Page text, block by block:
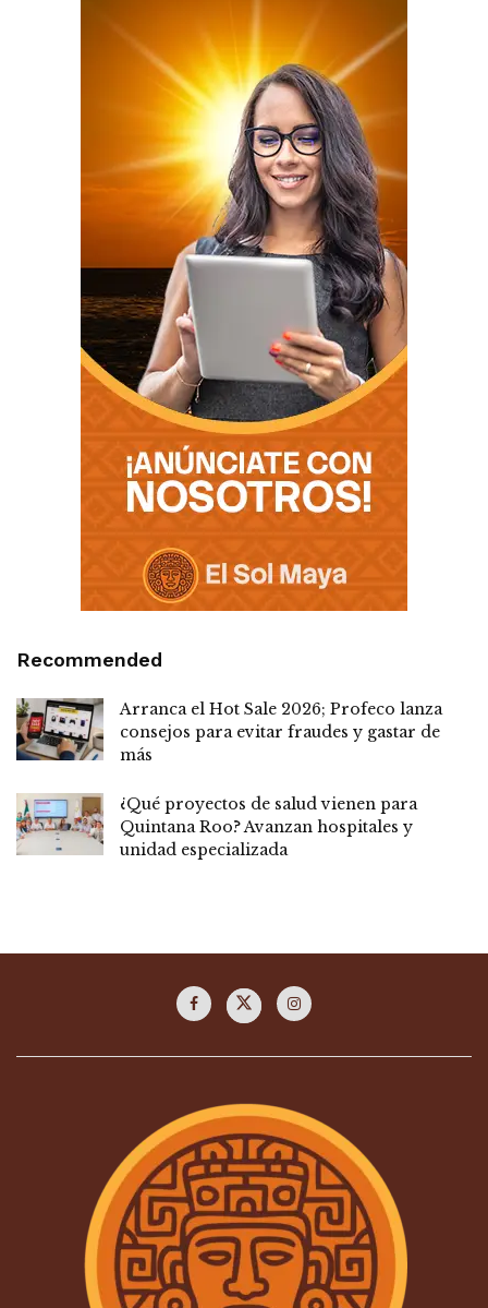
Recommended
Arranca el Hot Sale 2026; Profeco lanza
consejos para evitar fraudes y gastar de
más
¿Qué proyectos de salud vienen para
Quintana Roo? Avanzan hospitales y
unidad especializada